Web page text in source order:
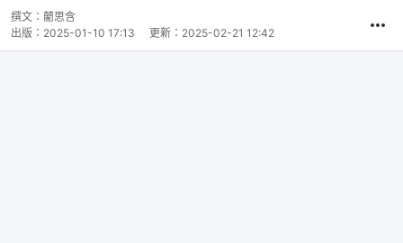
撰文： 藺思含
出版： 2025-01-10 17:13 更新： 2025-02-21 12:42